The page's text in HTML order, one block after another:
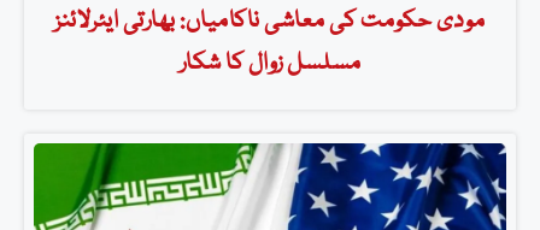
مودی حکومت کی معاشی ناکامیاں: بھارتی ایئرلائنز
مسلسل زوال کا شکار